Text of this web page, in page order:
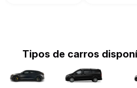
Tipos de carros